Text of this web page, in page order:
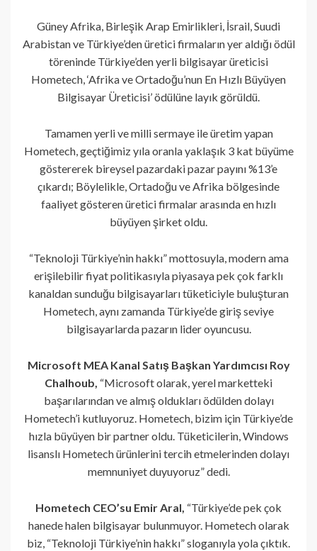
Güney Afrika, Birleşik Arap Emirlikleri, İsrail, Suudi
Arabistan ve Türkiye’den üretici firmaların yer aldığı ödül
töreninde Türkiye’den yerli bilgisayar üreticisi
Hometech, ‘Afrika ve Ortadoğu’nun En Hızlı Büyüyen
Bilgisayar Üreticisi’ ödülüne layık görüldü.
Tamamen yerli ve milli sermaye ile üretim yapan
Hometech, geçtiğimiz yıla oranla yaklaşık 3 kat büyüme
göstererek bireysel pazardaki pazar payını %13’e
çıkardı; Böylelikle, Ortadoğu ve Afrika bölgesinde
faaliyet gösteren üretici firmalar arasında en hızlı
büyüyen şirket oldu.
“Teknoloji Türkiye’nin hakkı” mottosuyla, modern ama
erişilebilir fiyat politikasıyla piyasaya pek çok farklı
kanaldan sunduğu bilgisayarları tüketiciyle buluşturan
Hometech, aynı zamanda Türkiye’de giriş seviye
bilgisayarlarda pazarın lider oyuncusu.
Microsoft MEA Kanal Satış Başkan Yardımcısı Roy
Chalhoub, “Microsoft olarak, yerel marketteki
başarılarından ve almış oldukları ödülden dolayı
Hometech’i kutluyoruz. Hometech, bizim için Türkiye’de
hızla büyüyen bir partner oldu. Tüketicilerin, Windows
lisanslı Hometech ürünlerini tercih etmelerinden dolayı
memnuniyet duyuyoruz” dedi.
Hometech CEO’su Emir Aral, “Türkiye’de pek çok
hanede halen bilgisayar bulunmuyor. Hometech olarak
biz, “Teknoloji Türkiye’nin hakkı” sloganıyla yola çıktık.